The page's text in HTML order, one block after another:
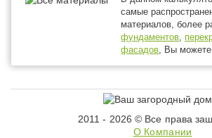
самые
материалов, более
фундаментов,
фасадов, Вы можете
2011 - 2026 © Все права
О Компании